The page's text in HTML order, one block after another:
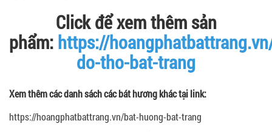
Click để xem thêm sản
phẩm: https://
do-tho-bat-trang
Xem thêm các danh sách các bát hương khác tại link:
https://hoangphatbattrang.vn/bat-huong-bat-trang